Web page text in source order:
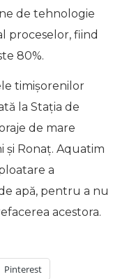
de tehnologie
proceselor, fiind
80%.
timișorenilor
la Stația de
de mare
și Ronaț. Aquatim
a
apă, pentru a nu
acestora.
Pinterest